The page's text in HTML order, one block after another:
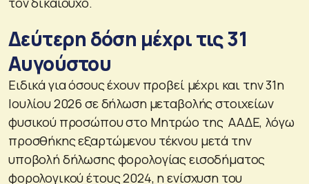
Δεύτερη δόση μέχρι τις 31
Αυγούστου
Ειδικά για όσους έχουν προβεί μέχρι και την 31η
Ιουλίου 2026 σε δήλωση μεταβολής στοιχείων
φυσικού προσώπου στο Μητρώο της ΑΑΔΕ, λόγω
προσθήκης εξαρτώμενου τέκνου μετά την
υποβολή δήλωσης φορολογίας εισοδήματος
φορολογικού έτους 2024, η ενίσχυση του